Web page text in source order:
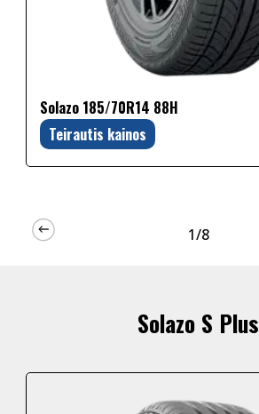
Solazo 185/70R14 88H
Teirautis kainos
1/8
Solazo S Plus